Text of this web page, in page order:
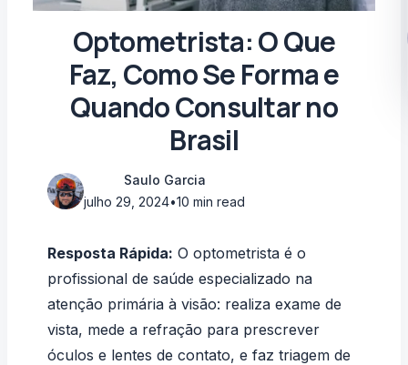
Optometrista: O Que
Faz, Como Se Forma e
Quando Consultar no
Brasil
Saulo Garcia
julho 29, 2024•10 min read
Resposta Rápida: O optometrista é o
profissional de saúde especializado na
atenção primária à visão: realiza exame de
vista, mede a refração para prescrever
óculos e lentes de contato, e faz triagem de